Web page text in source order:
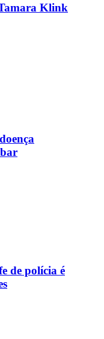
Klink
de polícia é